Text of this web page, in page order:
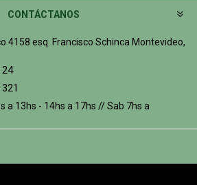
CONTÁCTANOS
4158 esq. Francisco Schinca Montevideo,
a 13hs - 14hs a 17hs // Sab 7hs a